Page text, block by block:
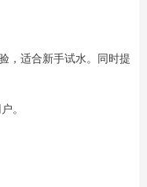
，适合新手试水。同时提
。